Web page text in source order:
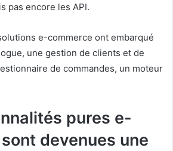
pas encore les API.
e-commerce ont embarqué
une gestion de clients et de
de commandes, un moteur
pures e-
devenues une